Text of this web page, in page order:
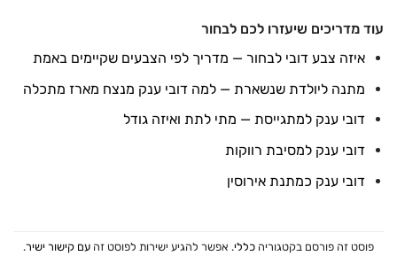
עוד מדריכים שיעזרו לכם לבחור
איזה צבע דובי לבחור — מדריך לפי הצבעים שקיימים באמת
מתנה ליולדת שנשארת — למה דובי ענק מנצח מארז מתכלה
דובי ענק למתגייסת — מתי לתת ואיזה גודל
דובי ענק למסיבת רווקות
דובי ענק כמתנת אירוסין
פוסט זה פורסם בקטגוריה כללי. אפשר להגיע ישירות לפוסט זה עם קישור ישיר.